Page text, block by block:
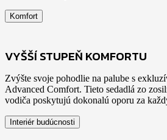
Komfort
VYŠŠÍ STUPEŇ KOMFORTU
Zvýšte svoje pohodlie na palube s
Advanced Comfort. Tieto sedadlá zo
vodiča poskytujú dokonalú oporu za
Interiér budúcnosti